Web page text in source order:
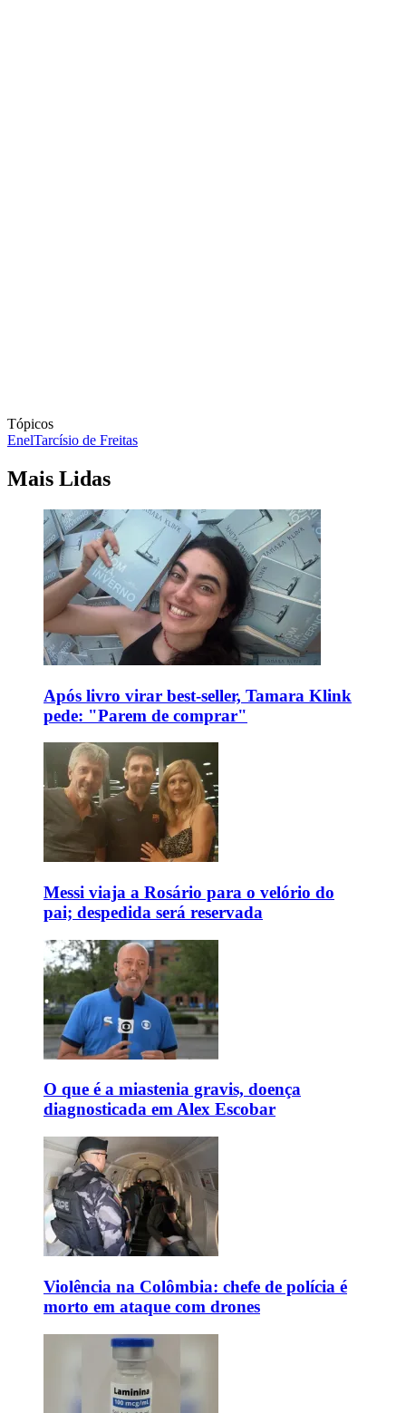
Tópicos
EnelTarcísio de Freitas
Mais Lidas
Após livro virar best-seller, Tamara Klink
pede: "Parem de comprar"
Messi viaja a Rosário para o velório do
pai; despedida será reservada
O que é a miastenia gravis, doença
diagnosticada em Alex Escobar
Violência na Colômbia: chefe de polícia é
morto em ataque com drones